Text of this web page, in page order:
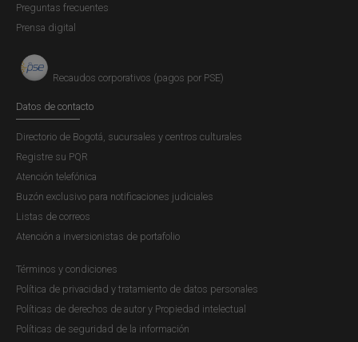
Preguntas frecuentes
Prensa digital
Recaudos corporativos (pagos por PSE)
Datos de contacto
Directorio de Bogotá, sucursales y centros culturales
Registre su PQR
Atención telefónica
Buzón exclusivo para notificaciones judiciales
Listas de correos
Atención a inversionistas de portafolio
Términos y condiciones
Política de privacidad y tratamiento de datos personales
Políticas de derechos de autor y Propiedad intelectual
Políticas de seguridad de la información